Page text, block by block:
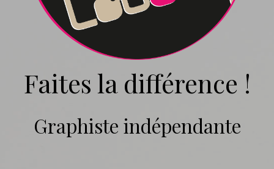
Faites la différence !
Graphiste indépendante